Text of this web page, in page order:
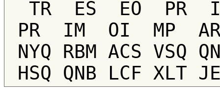
PR  IM  OI  MP
NYQ RBM ACS VSQ